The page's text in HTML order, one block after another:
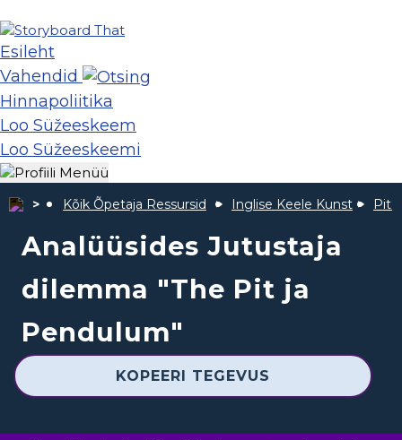
Esileht
Vahendid
Hinnapoliitika
Loo Süžeeskeem
Loo Süžeeskeemi
Kõik Õpetaja Ressursid Inglise Keele Kunst Pit
Analüüsides Jutustaja
dilemma "The Pit ja
Pendulum"
KOPEERI TEGEVUS